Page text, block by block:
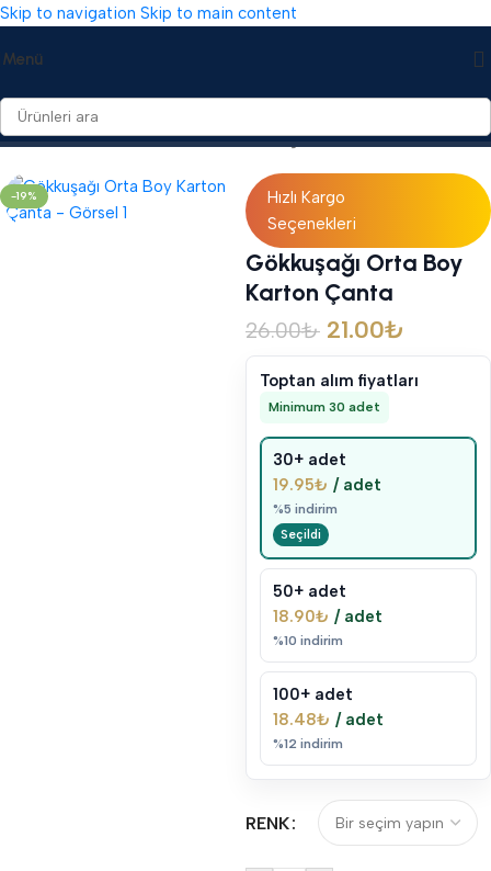
Skip to navigation Skip to main content
Menü
Ana Sayfa/Mevlid Hediyelikleri/Karton Çantalar
-19%
Hızlı Kargo
Seçenekleri
Gökkuşağı Orta Boy
Karton Çanta
26.00₺ 21.00₺
Toptan alım fiyatları
Minimum 30 adet
30+ adet
19.95₺ / adet
%5 indirim
50+ adet
18.90₺ / adet
%10 indirim
100+ adet
18.48₺ / adet
%12 indirim
RENK